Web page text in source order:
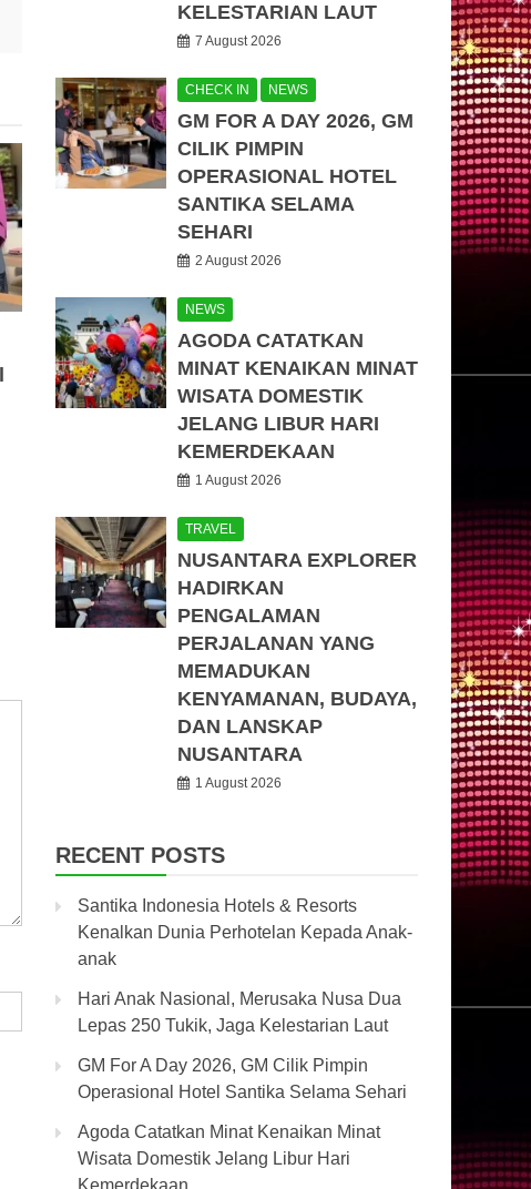
KELESTARIAN LAUT
7 August 2026
CHECK IN NEWS
GM FOR A DAY 2026, GM
CILIK PIMPIN
OPERASIONAL HOTEL
SANTIKA SELAMA
SEHARI
2 August 2026
NEWS
AGODA CATATKAN
MINAT KENAIKAN MINAT
WISATA DOMESTIK
JELANG LIBUR HARI
KEMERDEKAAN
1 August 2026
TRAVEL
NUSANTARA EXPLORER
HADIRKAN
PENGALAMAN
PERJALANAN YANG
MEMADUKAN
KENYAMANAN, BUDAYA,
DAN LANSKAP
NUSANTARA
1 August 2026
RECENT POSTS
Santika Indonesia Hotels & Resorts
Kenalkan Dunia Perhotelan Kepada Anak-
anak
Hari Anak Nasional, Merusaka Nusa Dua
Lepas 250 Tukik, Jaga Kelestarian Laut
GM For A Day 2026, GM Cilik Pimpin
Operasional Hotel Santika Selama Sehari
Agoda Catatkan Minat Kenaikan Minat
Wisata Domestik Jelang Libur Hari